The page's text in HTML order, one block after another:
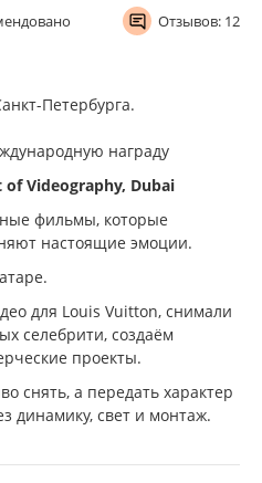
Отзывов: 12
Петербурга.
награду
of Videography, Dubai
фильмы, которые
настоящие эмоции.
для Louis Vuitton, снимали
селебрити, создаём
проекты.
снять, а передать характер
динамику, свет и монтаж.